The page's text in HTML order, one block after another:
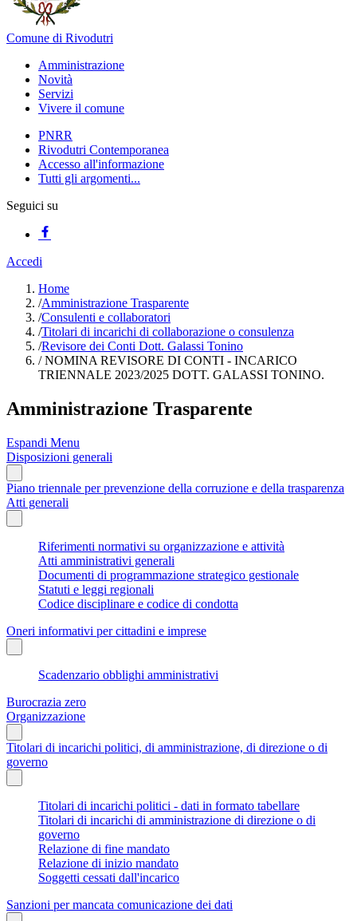
Comune di Rivodutri
Amministrazione
Novità
Servizi
Vivere il comune
PNRR
Rivodutri Contemporanea
Accesso all'informazione
Tutti gli argomenti...
Seguici su
Accedi
Home
/Amministrazione Trasparente
/Consulenti e collaboratori
/Titolari di incarichi di collaborazione o consulenza
/Revisore dei Conti Dott. Galassi Tonino
/NOMINA REVISORE DI CONTI - INCARICO
TRIENNALE 2023/2025 DOTT. GALASSI TONINO.
Amministrazione Trasparente
Espandi Menu
Disposizioni generali
Piano triennale per prevenzione della corruzione e della trasparenza
Atti generali
Riferimenti normativi su organizzazione e attività
Atti amministrativi generali
Documenti di programmazione strategico gestionale
Statuti e leggi regionali
Codice disciplinare e codice di condotta
Oneri informativi per cittadini e imprese
Scadenzario obblighi amministrativi
Burocrazia zero
Organizzazione
Titolari di incarichi politici, di amministrazione, di direzione o di
governo
Titolari di incarichi politici - dati in formato tabellare
Titolari di incarichi di amministrazione di direzione o di
governo
Relazione di fine mandato
Relazione di inizio mandato
Soggetti cessati dall'incarico
Sanzioni per mancata comunicazione dei dati